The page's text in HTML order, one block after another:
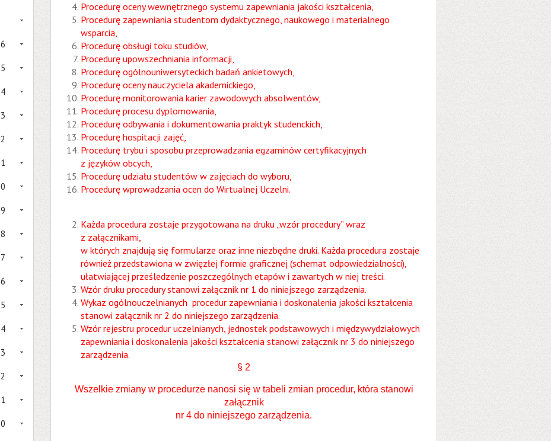
Procedurę oceny wewnętrznego systemu zapewniania jakości kształcenia,
Procedurę zapewniania studentom dydaktycznego, naukowego i materialnego
wsparcia,
Procedurę obsługi toku studiów,
Procedurę upowszechniania informacji,
Procedurę ogólnouniwersyteckich badań ankietowych,
Procedurę oceny nauczyciela akademickiego,
Procedurę monitorowania karier zawodowych absolwentów,
Procedurę procesu dyplomowania,
Procedurę odbywania i dokumentowania praktyk studenckich,
Procedurę hospitacji zajęć,
Procedurę trybu i sposobu przeprowadzania egzaminów certyfikacyjnych
z języków obcych,
Procedurę udziału studentów w zajęciach do wyboru,
Procedurę wprowadzania ocen do Wirtualnej Uczelni.
Każda procedura zostaje przygotowana na druku „wzór procedury” wraz
z załącznikami,
w których znajdują się formularze oraz inne niezbędne druki. Każda procedura zostaje
również przedstawiona w zwięzłej formie graficznej (schemat odpowiedzialności),
ułatwiającej prześledzenie poszczególnych etapów i zawartych w niej treści.
Wzór druku procedury stanowi załącznik nr 1 do niniejszego zarządzenia.
Wykaz ogólnouczelnianych procedur zapewniania i doskonalenia jakości kształcenia
stanowi załącznik nr 2 do niniejszego zarządzenia.
Wzór rejestru procedur uczelnianych, jednostek podstawowych i międzywydziałowych
zapewniania i doskonalenia jakości kształcenia stanowi załącznik nr 3 do niniejszego
zarządzenia.
§ 2
Wszelkie zmiany w procedurze nanosi się w tabeli zmian procedur, która stanowi
załącznik
nr 4 do niniejszego zarządzenia.